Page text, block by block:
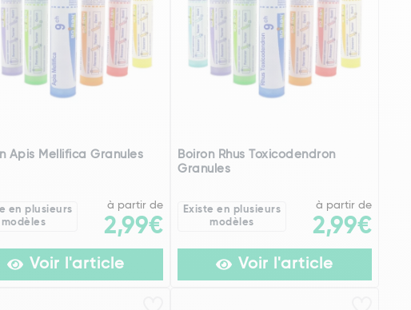
Apis Mellifica Granules
en plusieurs
modèles
à partir de
2,99€
Voir l'article
Boiron Rhus Toxicodendron
Granules
Existe en plusieurs
modèles
à partir de
2,99€
Voir l'article